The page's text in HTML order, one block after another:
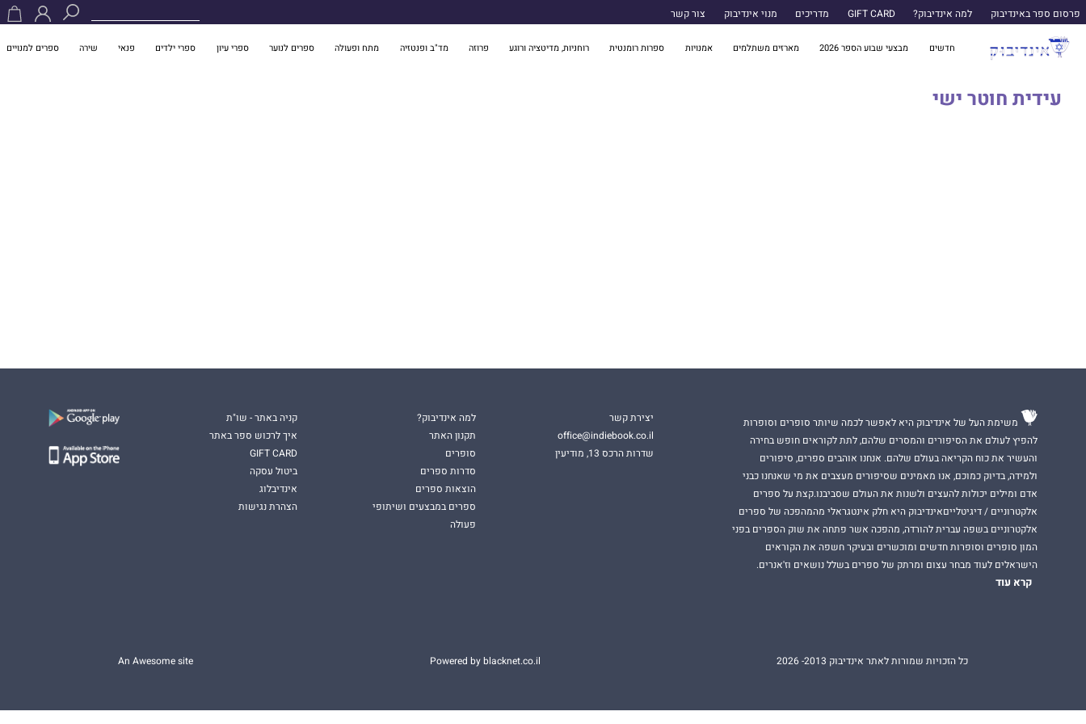
פרסום ספר באינדיבוק למה אינדיבוק? GIFT CARD מדריכים מנוי אינדיבוק צור קשר
חדשים מבצעי שבוע הספר 2026 מארזים משתלמים אמנויות ספרות רומנטית רוחניות, מדיטציה ורוגע פרוזה מד"ב ופנטזיה מתח ופעולה ספרים לנוער ספרי עיון ספרי ילדים פנאי שירה ספרים למנויים
עידית חוטר ישי
משימת העל של אינדיבוק היא לאפשר לכמה שיותר סופרים וסופרות
להפיץ לעולם את הסיפורים והמסרים שלהם, לתת לקוראים חופש בחירה
והעשיר את כוח הקריאה בעולם שלהם. אנחנו אוהבים ספרים, סיפורים
ולמידה, בדיוק כמוכם, אנו מאמינים שסיפורים מעצבים את מי שאנחנו כבני
אדם ומילים יכולות להעצים ולשנות את העולם שסביבנו.קצת על ספרים
אלקטרוניים / דיגיטלייםאינדיבוק היא חלק אינטגראלי מהמהפכה של ספרים
אלקטרוניים בשפה עברית להורדה, מהפכה אשר פתחה את שוק הספרים בפני
המון סופרים וסופרות חדשים ומוכשרים ובעיקר חשפה את הקוראים
הישראלים לעוד מבחר עצום ומרתק של ספרים בשלל נושאים וז'אנרים.
קרא עוד
יצירת קשר
office@indiebook.co.il
שדרות הרכס 13, מודיעין
למה אינדיבוק?
תקנון האתר
סופרים
סדרות ספרים
הוצאות ספרים
ספרים במבצעים ושיתופי
פעולה
קניה באתר - שו"ת
איך לרכוש ספר באתר
GIFT CARD
ביטול עסקה
אינדיבלוג
הצהרת נגישות
כל הזכויות שמורות לאתר אינדיבוק 2013- 2026 Powered by blacknet.co.il
An Awesome site